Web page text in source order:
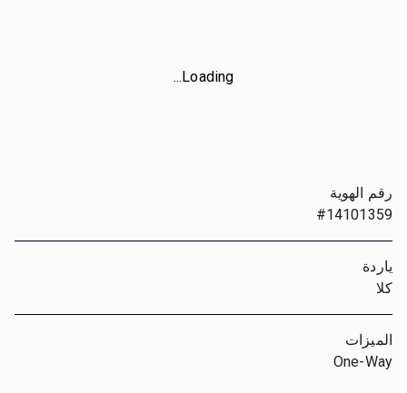
Loading...
رقم الهوية
#14101359
ياردة
كلا
الميزات
One-Way